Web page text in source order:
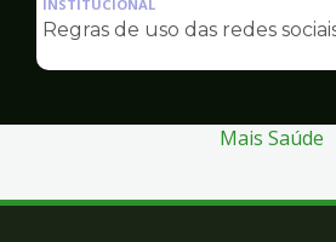
pagina
INSTITUCIONAL
Regras de uso das redes
Mais Saúde